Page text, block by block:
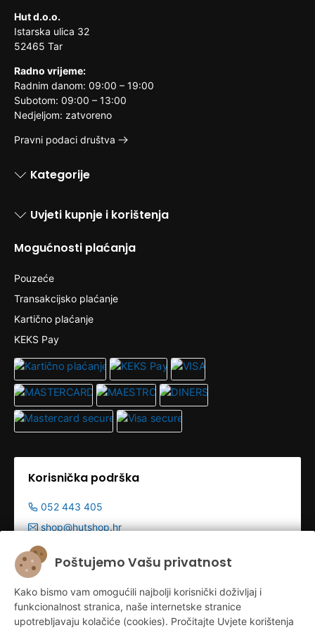
Poštujemo Vašu privatnost
Kako bismo vam omogućili najbolji korisnički doživljaj i
funkcionalnost stranica, naše internetske stranice
upotrebljavaju kolačiće (cookies). Pročitajte Uvjete korištenja
Hut d.o.o.
Istarska ulica 32
52465 Tar
Radno vrijeme:
Radnim danom: 09:00 – 19:00
Subotom: 09:00 – 13:00
Nedjeljom: zatvoreno
Pravni podaci društva
Kategorije
Uvjeti kupnje i korištenja
Mogućnosti plaćanja
Pouzeće
Transakcijsko plaćanje
Kartično plaćanje
KEKS Pay
Korisnička podrška
052 443 405
shop@hutshop.hr
Radno vrijeme:
Pon - Pet 9:00-19:00h
Sub 9:00-13:00